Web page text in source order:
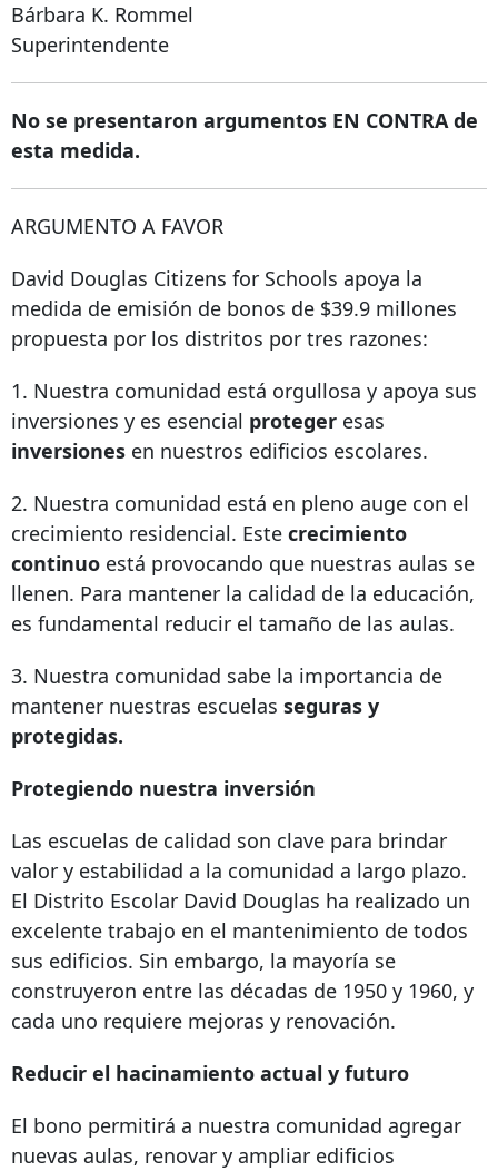
Bárbara K. Rommel
Superintendente
No se presentaron argumentos EN CONTRA de
esta medida.
ARGUMENTO A FAVOR
David Douglas Citizens for Schools apoya la
medida de emisión de bonos de $39.9 millones
propuesta por los distritos por tres razones:
1. Nuestra comunidad está orgullosa y apoya sus
inversiones y es esencial proteger esas
inversiones en nuestros edificios escolares.
2. Nuestra comunidad está en pleno auge con el
crecimiento residencial. Este crecimiento
continuo está provocando que nuestras aulas se
llenen. Para mantener la calidad de la educación,
es fundamental reducir el tamaño de las aulas.
3. Nuestra comunidad sabe la importancia de
mantener nuestras escuelas seguras y
protegidas.
Protegiendo nuestra inversión
Las escuelas de calidad son clave para brindar
valor y estabilidad a la comunidad a largo plazo.
El Distrito Escolar David Douglas ha realizado un
excelente trabajo en el mantenimiento de todos
sus edificios. Sin embargo, la mayoría se
construyeron entre las décadas de 1950 y 1960, y
cada uno requiere mejoras y renovación.
Reducir el hacinamiento actual y futuro
El bono permitirá a nuestra comunidad agregar
nuevas aulas, renovar y ampliar edificios